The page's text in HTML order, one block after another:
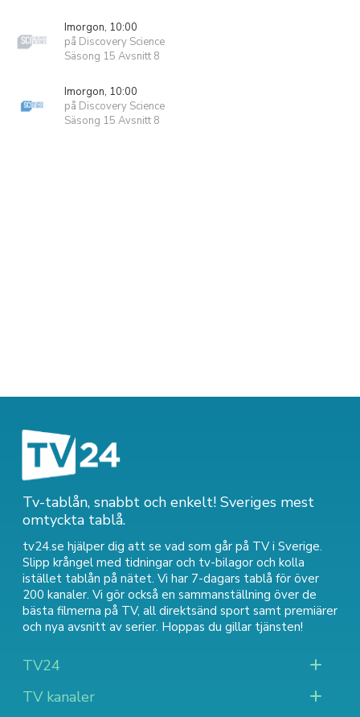
Imorgon, 10:00
på Discovery Science
Säsong 15 Avsnitt 8
Imorgon, 10:00
på Discovery Science
Säsong 15 Avsnitt 8
Tv-tablån, snabbt och enkelt! Sveriges mest
omtyckta tablå.
tv24.se hjälper dig att se vad som går på TV i Sverige.
Slipp krångel med tidningar och tv-bilagor och kolla
istället tablån på nätet. Vi har 7-dagars tablå för över
200 kanaler. Vi gör också en sammanställning över de
bästa filmerna på TV, all direktsänd sport samt premiärer
och nya avsnitt av serier. Hoppas du gillar tjänsten!
TV24
TV kanaler